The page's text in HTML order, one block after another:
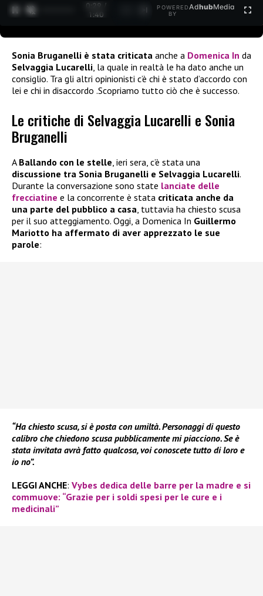
0:30 /
1:40
POWERED
BY
AdhubMedia
Sonia Bruganelli è stata criticata anche a Domenica In da
Selvaggia Lucarelli , la quale in realtà le ha dato anche un
consiglio. Tra gli altri opinionisti c’è chi è stato d’accordo con
lei e chi in disaccordo .Scopriamo tutto ciò che è successo.
Le critiche di Selvaggia Lucarelli e Sonia
Bruganelli
A Ballando con le stelle, ieri sera, c’è stata una
discussione tra Sonia Bruganelli e Selvaggia Lucarelli.
Durante la conversazione sono state lanciate delle
frecciatine e la concorrente è stata criticata anche da
una parte del pubblico a casa, tuttavia ha chiesto scusa
per il suo atteggiamento. Oggi, a Domenica In Guillermo
Mariotto ha affermato di aver apprezzato le sue
parole:
“Ha chiesto scusa, si è posta con umiltà. Personaggi di questo
calibro che chiedono scusa pubblicamente mi piacciono. Se è
stata invitata avrà fatto qualcosa, voi conoscete tutto di loro e
io no”.
LEGGI ANCHE: Vybes dedica delle barre per la madre e si
commuove: “Grazie per i soldi spesi per le cure e i
medicinali”